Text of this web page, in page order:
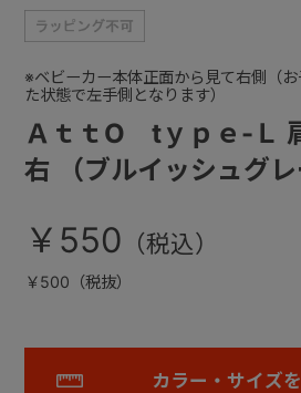
ＡｔｔO tｙｐｅ-Ｌ
右 （ブルイッシュグレ
※ベビーカー本体正面から見て右側（
た状態で左手側となります）
￥550
￥500（税抜）
カラー・サイズ